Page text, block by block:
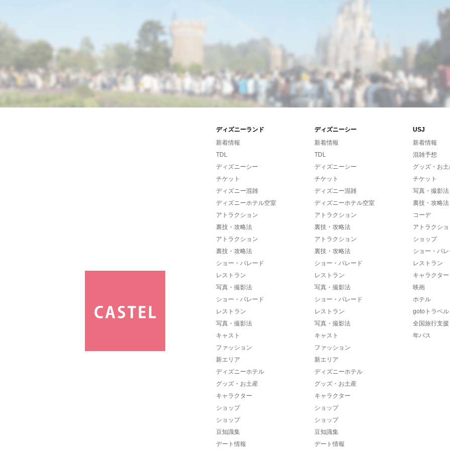
ディズニーランド ディズニーシー
USJ
新着情報
TDL
ディズニーシー
チケット
ディズニー混雑
ディズニーホテル空室
アトラクション
裏技・攻略法
アトラクション
裏技・攻略法
ショー・パレード
レストラン
写真・撮影法
ショー・パレード
レストラン
写真・撮影法
キャスト
ファッション
新エリア
ディズニーホテル
グッズ・お土産
キャラクター
ショップ
ショップ
豆知識集
デート情報
新着情報
TDL
ディズニーシー
チケット
ディズニー混雑
ディズニーホテル空室
アトラクション
裏技・攻略法
アトラクション
裏技・攻略法
ショー・パレード
レストラン
写真・撮影法
ショー・パレード
レストラン
写真・撮影法
キャスト
ファッション
新エリア
ディズニーホテル
グッズ・お土産
キャラクター
ショップ
ショップ
豆知識集
デート情報
新着情報
混雑予想
グッズ・お
チケット
写真・撮影法
裏技・攻略法
コーデ
アトラクシ
ショップ
ショー・パ
レストラン
キャラクター
映画
ホテル
gotoトラベル
全国旅行支援
年パス